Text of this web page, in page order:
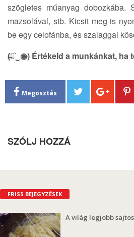
szögletes műanyag dobozkába.
mazsolával, stb. Kicsit meg is
be egy celofánba, és szalaggal
(̶◉͛‿◉̶) Értékeld a munkánkat, ha
Megosztás
SZÓLJ HOZZÁ
FRISS BEJEGYZÉSEK
A világ legjobb